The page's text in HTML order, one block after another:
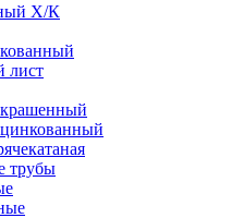
Х/К
лист
трубы